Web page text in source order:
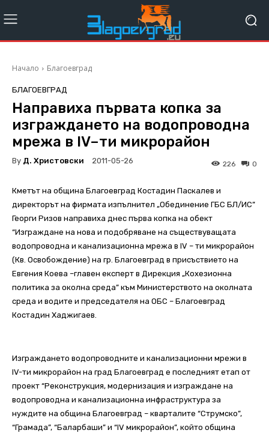
Начало Благоевград
БЛАГОЕВГРАД
Направиха първата копка за
изграждането на водопроводна
мрежа в ІV–ти микрорайон
By Д. Христовски 2011-05-26 0
226
Кметът на община Благоевград Костадин Паскалев и
директорът на фирмата изпълнител „Обединение ГБС БЛ/ИС”
Георги Ризов направиха днес първа копка на обект
“Изграждане на нова и подобряване на съществуващата
водопроводна и канализационна мрежа в ІV – ти микрорайон
(Кв. Освобождение) на гр. Благоевград в присъствието на
Евгения Коева –главен експерт в Дирекция „Кохезионна
политика за околна среда” към Министерството на околната
среда и водите и председателя на ОБС – Благоевград
Костадин Хаджигаев.
Изграждането водопроводните и канализационни мрежи в
IV-ти микрорайон на град Благоевград е последният етап от
проект “Реконструкция, модернизация и изграждане на
водопроводна и канализационна инфраструктура за
нуждите на община Благоевград – кварталите “Струмско”,
“Грамада”, “Баларбаши” и “IV микрорайон”, който община